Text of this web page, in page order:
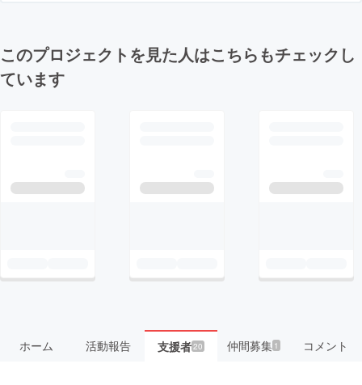
このプロジェクトを見た人はこちらもチェックし
ています
ホーム 活動報告 支援者20 仲間募集 1 コメント